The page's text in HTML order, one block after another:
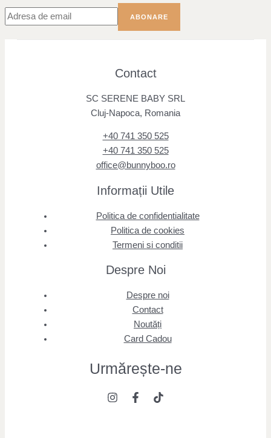
Contact
SC SERENE BABY SRL
Cluj-Napoca, Romania
+40 741 350 525
+40 741 350 525
office@bunnyboo.ro
Informații Utile
Politica de confidentialitate
Politica de cookies
Termeni si conditii
Despre Noi
Despre noi
Contact
Noutăți
Card Cadou
Urmărește-ne